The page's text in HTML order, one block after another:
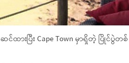
ပြီး Cape Town မှာရှိတဲ့ ပြိုင်ပွဲတစ်